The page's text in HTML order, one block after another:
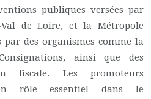
publiques versées par
Val de Loire, et la Métropole
par des organismes comme la
ainsi que des
fiscale. Les promoteurs
rôle essentiel dans le